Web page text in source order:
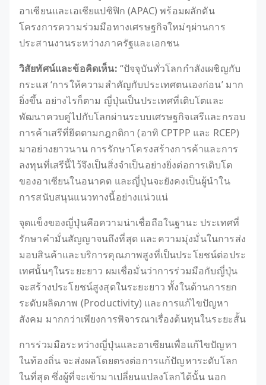
อาเซียนและเอเชียแปซิฟิก (APAC) พร้อมผลักดัน
โครงการความร่วมมือทางเศรษฐกิจใหม่ๆผ่านการ
ประสานงานระหว่างภาครัฐและเอกชน
วิสัยทัศน์และข้อคิดเห็น: “ปัจจุบันทั่วโลกกำลังเผชิญกับ
กระแส ‘การให้ความสำคัญกับประเทศตนเองก่อน’ มาก
ยิ่งขึ้น อย่างไรก็ตาม ญี่ปุ่นเป็นประเทศที่เติบโตและ
พัฒนาควบคู่ไปกับโลกผ่านระบบเศรษฐกิจเสรีและกรอบ
การค้าเสรีที่ยึดตามกฎกติกา (อาทิ CPTPP และ RCEP)
มาอย่างยาวนาน การรักษาโครงสร้างการค้าและการ
ลงทุนที่เสรีนี้ไว้จึงเป็นสิ่งจำเป็นอย่างยิ่งต่อการเติบโต
ของอาเซียนในอนาคต และญี่ปุ่นจะยังคงเป็นผู้นำใน
การสนับสนุนแนวทางนี้อย่างแน่วแน่
จุดแข็งของญี่ปุ่นคือความน่าเชื่อถือในฐานะ ประเทศที่
รักษาคำมั่นสัญญาจนถึงที่สุด และความมุ่งมั่นในการส่ง
มอบสินค้าและบริการคุณภาพสูงที่เป็นประโยชน์ต่อประ
เทศนั้นๆในระยะยาว ผมเชื่อมั่นว่าการร่วมมือกับญี่ปุ่น
จะสร้างประโยชน์สูงสุดในระยะยาว ทั้งในด้านการยก
ระดับผลิตภาพ (Productivity) และการแก้ไขปัญหา
สังคม มากกว่าเพียงการพิจารณาเรื่องต้นทุนในระยะสั้น
การร่วมมือระหว่างญี่ปุ่นและอาเซียนเพื่อแก้ไขปัญหา
ในท้องถิ่น จะส่งผลโดยตรงต่อการแก้ปัญหาระดับโลก
ในที่สุด ซึ่งผู้ที่จะเข้ามาเปลี่ยนแปลงโลกได้นั้น นอก